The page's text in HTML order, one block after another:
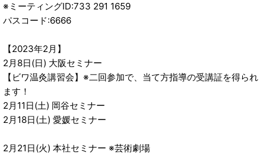
※ミーティングID:733 291 1659
パスコード:6666
【2023年2月】
2月8日(日) 大阪セミナー
【ビワ温灸講習会】※二回参加で、当て方指導の受講証を得られ
ます！
2月11日(土) 岡谷セミナー
2月18日(土) 愛媛セミナー
2月21日(火) 本社セミナー ※芸術劇場